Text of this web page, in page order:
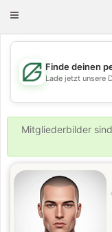
Toggle
💖
Finde deinen
Lade jetzt unsere
Mitgliederbilder